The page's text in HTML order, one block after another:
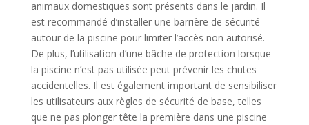
animaux domestiques sont présents dans le jardin. Il
est recommandé d’installer une barrière de sécurité
autour de la piscine pour limiter l’accès non autorisé.
De plus, l’utilisation d’une bâche de protection lorsque
la piscine n’est pas utilisée peut prévenir les chutes
accidentelles. Il est également important de sensibiliser
les utilisateurs aux règles de sécurité de base, telles
que ne pas plonger tête la première dans une piscine